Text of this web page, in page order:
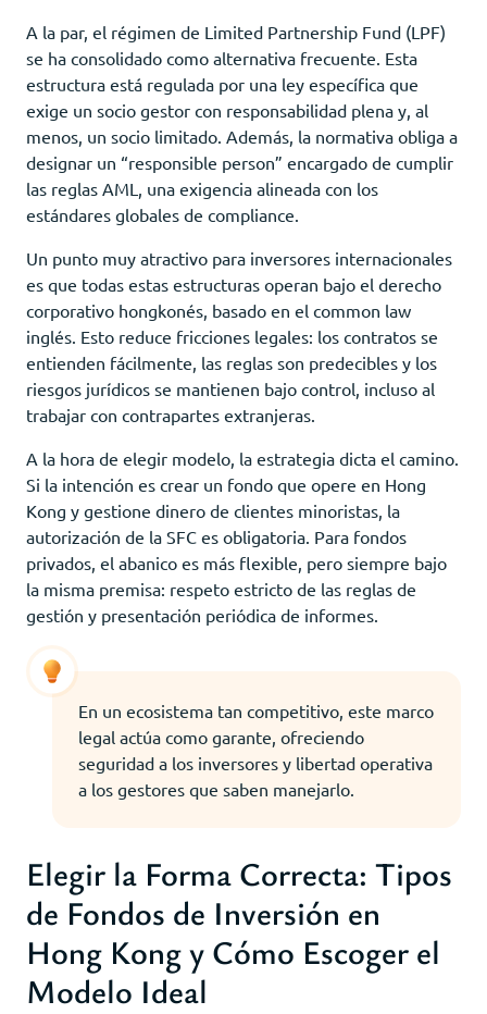
A la par, el régimen de Limited Partnership Fund (LPF)
se ha consolidado como alternativa frecuente. Esta
estructura está regulada por una ley específica que
exige un socio gestor con responsabilidad plena y, al
menos, un socio limitado. Además, la normativa obliga a
designar un “responsible person” encargado de cumplir
las reglas AML, una exigencia alineada con los
estándares globales de compliance.
Un punto muy atractivo para inversores internacionales
es que todas estas estructuras operan bajo el derecho
corporativo hongkonés, basado en el common law
inglés. Esto reduce fricciones legales: los contratos se
entienden fácilmente, las reglas son predecibles y los
riesgos jurídicos se mantienen bajo control, incluso al
trabajar con contrapartes extranjeras.
A la hora de elegir modelo, la estrategia dicta el camino.
Si la intención es crear un fondo que opere en Hong
Kong y gestione dinero de clientes minoristas, la
autorización de la SFC es obligatoria. Para fondos
privados, el abanico es más flexible, pero siempre bajo
la misma premisa: respeto estricto de las reglas de
gestión y presentación periódica de informes.
En un ecosistema tan competitivo, este marco
legal actúa como garante, ofreciendo
seguridad a los inversores y libertad operativa
a los gestores que saben manejarlo.
Elegir la Forma Correcta: Tipos
de Fondos de Inversión en
Hong Kong y Cómo Escoger el
Modelo Ideal